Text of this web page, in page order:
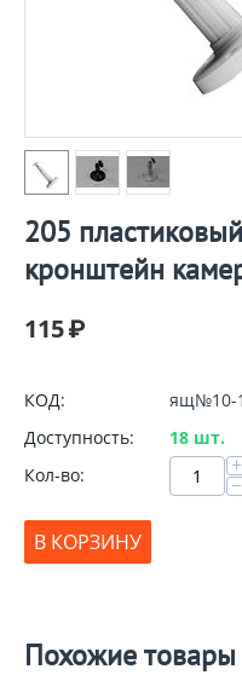
205
кронштейн
115₽
КОД:
ящ№10-
Доступность:
18 шт.
Кол-во:
+
−
В КОРЗИНУ
Похожие товары